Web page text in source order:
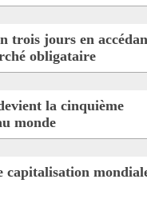
trois jours en
obligataire
la cinquième
monde
capitalisation